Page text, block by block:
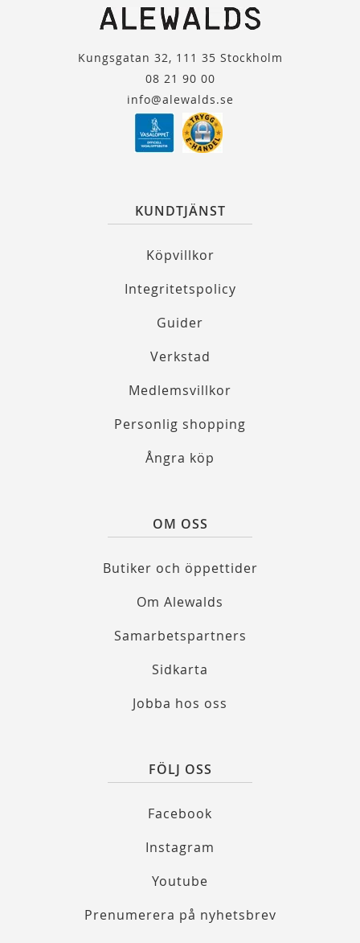
Kungsgatan 32, 111 35 Stockholm
08 21 90 00
info@alewalds.se
KUNDTJÄNST
Köpvillkor
Integritetspolicy
Guider
Verkstad
Medlemsvillkor
Personlig shopping
Ångra köp
OM OSS
Butiker och öppettider
Om Alewalds
Samarbetspartners
Sidkarta
Jobba hos oss
FÖLJ OSS
Facebook
Instagram
Youtube
Prenumerera på nyhetsbrev